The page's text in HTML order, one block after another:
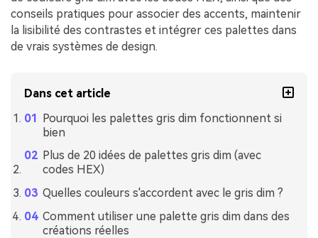
conseils pratiques pour associer des accents, maintenir
la lisibilité des contrastes et intégrer ces palettes dans
de vrais systèmes de design.
Dans cet article
Pourquoi les palettes gris dim fonctionnent si
bien
Plus de 20 idées de palettes gris dim (avec
codes HEX)
Quelles couleurs s'accordent avec le gris dim ?
Comment utiliser une palette gris dim dans des
créations réelles